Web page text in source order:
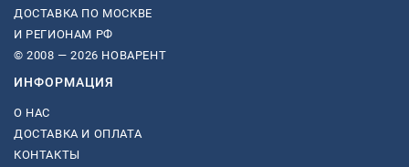
ДОСТАВКА ПО МОСКВЕ
И РЕГИОНАМ РФ
© 2008 — 2026 НОВАРЕНТ
ИНФОРМАЦИЯ
О НАС
ДОСТАВКА И ОПЛАТА
КОНТАКТЫ